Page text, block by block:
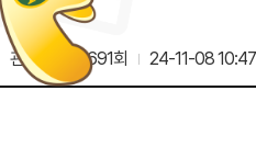
관리자 6,691회 24-11-08 10:47